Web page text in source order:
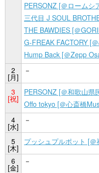
PERSONZ [＠ローム
三代目 J SOUL
THE BAWDIES [＠
G-FREAK FACTORY [
Hump Back [＠Zepp
2
[月]
－
3
[祝]
PERSONZ [＠和歌山
Offo tokyo [＠心斎橋
4
[水]
－
5
[木]
プッシュプルポット [＠
6
[金]
－